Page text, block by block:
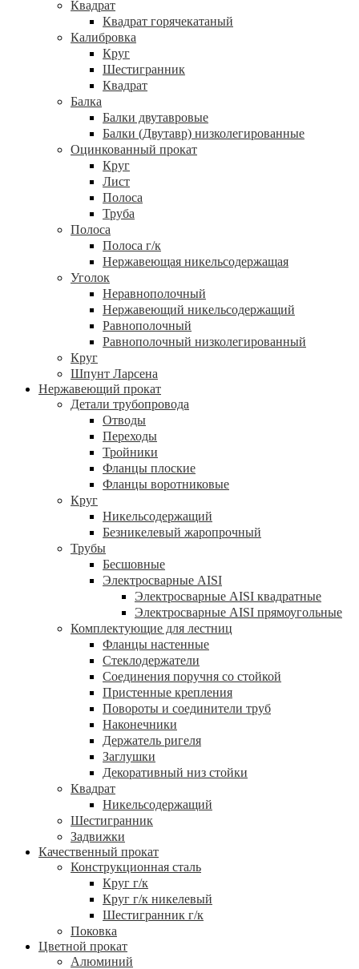
Квадрат
Квадрат горячекатаный
Калибровка
Круг
Шестигранник
Квадрат
Балка
Балки двутавровые
Балки (Двутавр) низколегированные
Оцинкованный прокат
Круг
Лист
Полоса
Труба
Полоса
Полоса г/к
Нержавеющая никельсодержащая
Уголок
Неравнополочный
Нержавеющий никельсодержащий
Равнополочный
Равнополочный низколегированный
Круг
Шпунт Ларсена
Нержавеющий прокат
Детали трубопровода
Отводы
Переходы
Тройники
Фланцы плоские
Фланцы воротниковые
Круг
Никельсодержащий
Безникелевый жаропрочный
Трубы
Бесшовные
Электросварные AISI
Электросварные AISI квадратные
Электросварные AISI прямоугольные
Комплектующие для лестниц
Фланцы настенные
Стеклодержатели
Соединения поручня со стойкой
Пристенные крепления
Повороты и соединители труб
Наконечники
Держатель ригеля
Заглушки
Декоративный низ стойки
Квадрат
Никельсодержащий
Шестигранник
Задвижки
Качественный прокат
Конструкционная сталь
Круг г/к
Круг г/к никелевый
Шестигранник г/к
Поковка
Цветной прокат
Алюминий